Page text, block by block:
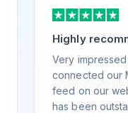
direct support,
a way that my
value in.
exceptional
pushing
their RSS
Highly
Very impressed
connected our
feed on our
has been